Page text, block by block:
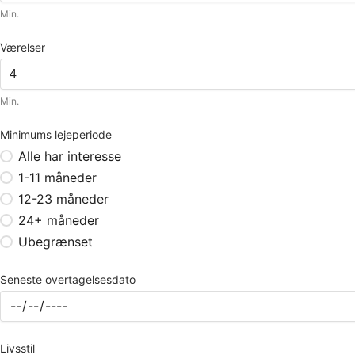
Min.
Værelser
Min.
Minimums lejeperiode
Alle har interesse
1-11 måneder
12-23 måneder
24+ måneder
Ubegrænset
Seneste overtagelsesdato
Livsstil